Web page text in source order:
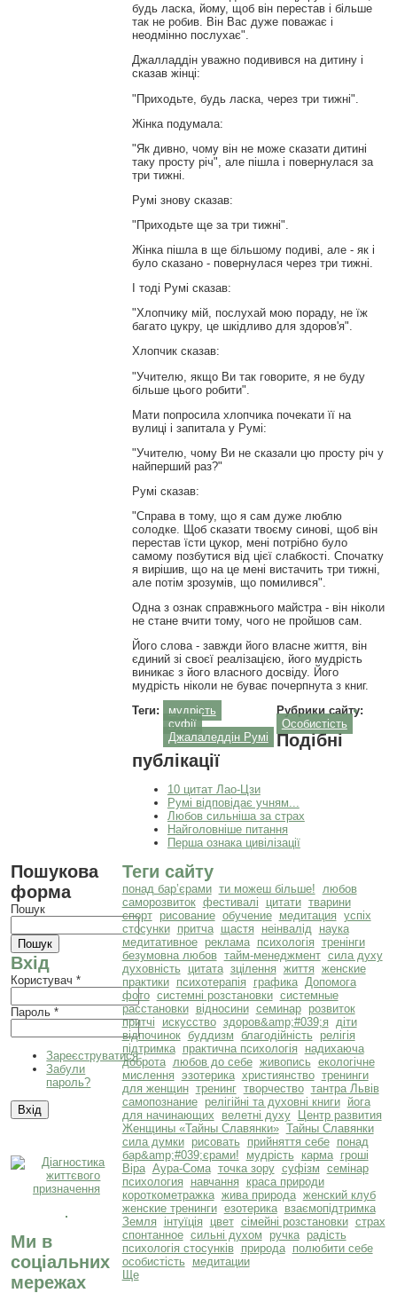
будь ласка, йому, щоб він перестав і більше
так не робив. Він Вас дуже поважає і
неодмінно послухає".
Джалладдін уважно подивився на дитину і
сказав жінці:
"Приходьте, будь ласка, через три тижні".
Жінка подумала:
"Як дивно, чому він не може сказати дитині
таку просту річ", але пішла і повернулася за
три тижні.
Румі знову сказав:
"Приходьте ще за три тижні".
Жінка пішла в ще більшому подиві, але - як і
було сказано - повернулася через три тижні.
І тоді Румі сказав:
"Хлопчику мій, послухай мою пораду, не їж
багато цукру, це шкідливо для здоров'я".
Хлопчик сказав:
"Учителю, якщо Ви так говорите, я не буду
більше цього робити".
Мати попросила хлопчика почекати її на
вулиці і запитала у Румі:
"Учителю, чому Ви не сказали цю просту річ у
найперший раз?"
Румі сказав:
"Справа в тому, що я сам дуже люблю
солодке. Щоб сказати твоєму синові, щоб він
перестав їсти цукор, мені потрібно було
самому позбутися від цієї слабкості. Спочатку
я вирішив, що на це мені вистачить три тижні,
але потім зрозумів, що помилився".
Одна з ознак справжнього майстра - він ніколи
не стане вчити тому, чого не пройшов сам.
Його слова - завжди його власне життя, він
єдиний зі своєї реалізацією, його мудрість
виникає з його власного досвіду. Його
мудрість ніколи не буває почерпнута з книг.
Теги:
мудрість
суфії
Джалаледдін Румі
Рубрики сайту:
Особистість
Подібні
публікації
10 цитат Лао-Цзи
Румі відповідає учням...
Любов сильніша за страх
Найголовніше питання
Перша ознака цивілізації
Пошукова
форма
Пошук
Вхід
Користувач*
Пароль*
Зареєструватися
Забули
пароль?
Ми в
соціальних
мережах
Теги сайту
понад бар’єрами ти можеш більше!
любов
саморозвиток фестивалі цитати тварини
спорт
рисование обучение медитация успіх
стосунки
притча щастя неінвалід
наука
медитативное
реклама психологія тренінги
безумовна любов тайм-менеджмент сила духу
духовність
цитата зцілення життя женские
практики
психотерапія графика
Допомога
фото системні розстановки системные
расстановки
відносини семинар
розвиток
притчі
искусство здоров&amp;#039;я
діти
відпочинок буддизм благодійність
релігія
підтримка
практична психологія
надихаюча
доброта
любов до себе живопись екологічне
мислення эзотерика християнство тренинги
для женщин тренинг творчество тантра Львів
самопознание
релігійні та духовні книги
йога
для начинающих
велетні духу
Центр развития
Женщины «Тайны Славянки» Тайны Славянки
сила думки
рисовать прийняття себе
понад
бар&amp;#039;єрами!
мудрість карма
гроші
Віра Аура-Сома точка зору суфізм семінар
психология
навчання
краса природи
короткометражка жива природа женский клуб
женские тренинги езотерика
взаємопідтримка
Земля
інтуїція цвет сімейні розстановки страх
спонтанное сильні духом ручка
радість
психологія стосунків
природа
полюбити себе
особистість
медитации
Ще